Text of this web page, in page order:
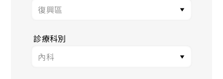
診療科別